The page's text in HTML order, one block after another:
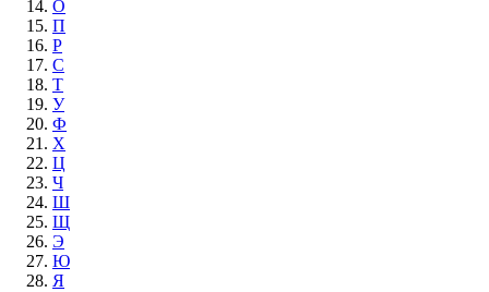
О
П
Р
С
Т
У
Ф
Х
Ц
Ч
Ш
Щ
Э
Ю
Я